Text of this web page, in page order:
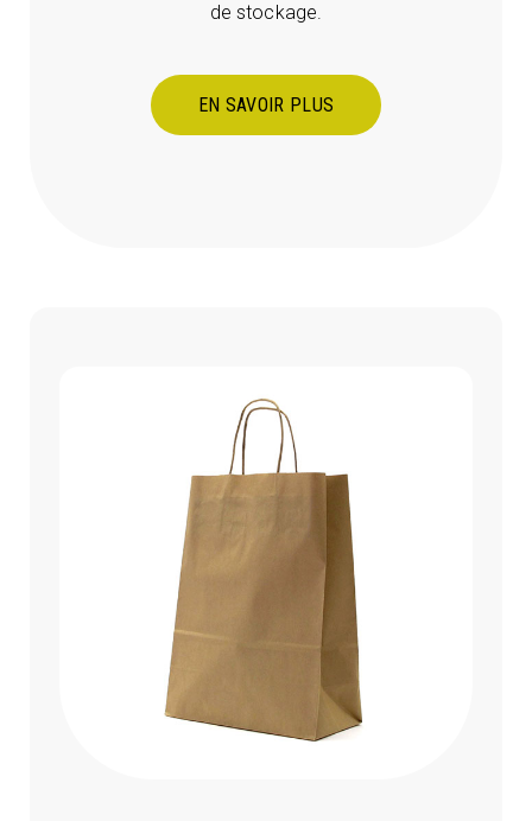
de stockage.
EN SAVOIR PLUS